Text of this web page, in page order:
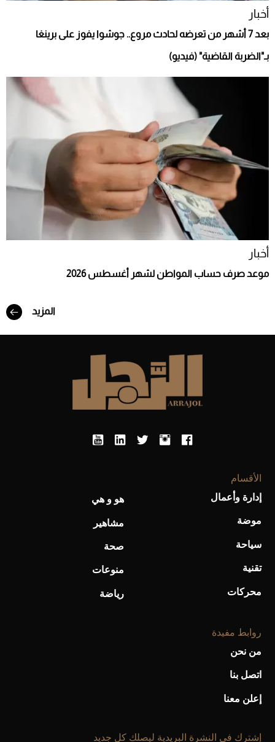
أخبار
بعد 7 أشهر من تعرضه لحادث مروع.. جوشوا يفوز على برينغا
بـ"الضربة القاضية" (فيديو)
أخبار
موعد صرف حساب المواطن لشهر أغسطس 2026
المزيد
الأقسام
إدارة وأعمال
موضة
سياحة
تقنية
محركات
هو و هي
مشاهير
صحة
منوعات
رياضة
روابط مفيدة
من نحن
اتصل بنا
إعلن معنا
إشترك فى النشرة البريدية ليصلك كل جديد